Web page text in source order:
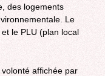
des logements
Le
le PLU (plan local
affichée par